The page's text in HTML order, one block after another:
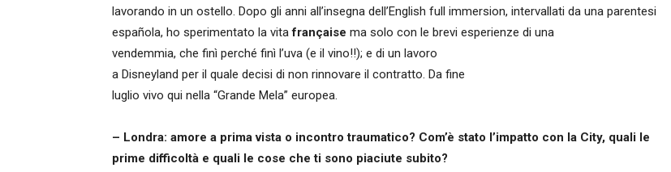
lavorando in un ostello. Dopo gli anni all’insegna dell’English full immersion, intervallati da una parentesi
española, ho sperimentato la vitafrançaise ma solo con le brevi esperienze di una
vendemmia, che finì perché finì l’uva (e il vino!!); e di un lavoro
a Disneyland per il quale decisi di non rinnovare il contratto. Da fine
luglio vivo qui nella “Grande Mela” europea.
– Londra: amore a prima vista o incontro traumatico? Com’è stato l’impatto con la City, quali le
prime difficoltà e quali le cose che ti sono piaciute subito?